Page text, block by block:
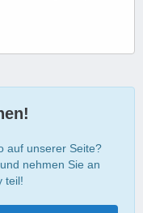
auf unserer Seite?
und nehmen Sie an
teil!